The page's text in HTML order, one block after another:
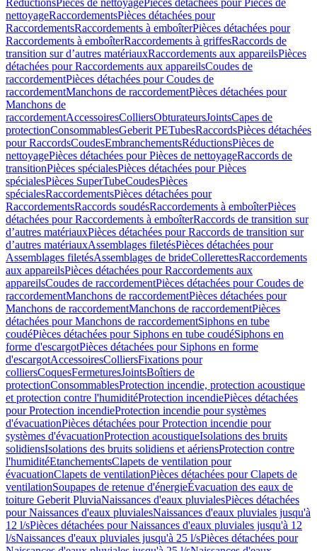
RéductionsPièces de nettoyagePièces détachées pour Pièces de
nettoyageRaccordementsPièces détachées pour
RaccordementsRaccordements à emboîterPièces détachées pour
Raccordements à emboîterRaccordements à griffesRaccords de
transition sur d’autres matériauxRaccordements aux appareilsPièces
détachées pour Raccordements aux appareilsCoudes de
raccordementPièces détachées pour Coudes de
raccordementManchons de raccordementPièces détachées pour
Manchons de
raccordementAccessoiresColliersObturateursJointsCapes de
protectionConsommablesGeberit PETubesRaccordsPièces détachées
pour RaccordsCoudesEmbranchementsRéductionsPièces de
nettoyagePièces détachées pour Pièces de nettoyageRaccords de
transitionPièces spécialesPièces détachées pour Pièces
spécialesPièces SuperTubeCoudesPièces
spécialesRaccordementsPièces détachées pour
RaccordementsRaccords soudésRaccordements à emboîterPièces
détachées pour Raccordements à emboîterRaccords de transition sur
d’autres matériauxPièces détachées pour Raccords de transition sur
d’autres matériauxAssemblages filetésPièces détachées pour
Assemblages filetésAssemblages de brideCollerettesRaccordements
aux appareilsPièces détachées pour Raccordements aux
appareilsCoudes de raccordementPièces détachées pour Coudes de
raccordementManchons de raccordementPièces détachées pour
Manchons de raccordementManchons de raccordementPièces
détachées pour Manchons de raccordementSiphons en tube
coudéPièces détachées pour Siphons en tube coudéSiphons en
forme d'escargotPièces détachées pour Siphons en forme
d'escargotAccessoiresColliersFixations pour
colliersCoquesFermeturesJointsBoîtiers de
protectionConsommablesProtection incendie, protection acoustique
et protection contre l'humiditéProtection incendiePièces détachées
pour Protection incendieProtection incendie pour systèmes
d'évacuationPièces détachées pour Protection incendie pour
systèmes d'évacuationProtection acoustiqueIsolations des bruits
solidiensIsolations des bruits solidiens et aériensProtection contre
l'humiditéEtanchementsClapets de ventilation pour
évacuationClapets de ventilationPièces détachées pour Clapets de
ventilationSoupapes de retenue d'énergieÉvacuation des eaux de
toiture Geberit PluviaNaissances d'eaux pluvialesPièces détachées
pour Naissances d'eaux pluvialesNaissances d'eaux pluviales jusqu'à
12 l/sPièces détachées pour Naissances d'eaux pluviales jusqu'à 12
l/sNaissances d'eaux pluviales jusqu'à 25 l/sPièces détachées pour